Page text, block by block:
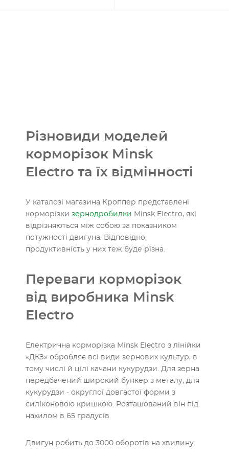
Різновиди моделей
корморізок Minsk
Electro та їх відмінності
У каталозі магазина Кроппер представлені
корморізки зернодробилки Minsk Electro, які
відрізняються між собою за показником
потужності двигуна. Відповідно,
продуктивність у них теж буде різна.
Переваги корморізок
від виробника Minsk
Electro
Електрична корморізка Minsk Electro з лінійки
«ДКЗ» обробляє всі види зернових культур, в
тому числі й цілі качани кукурудзи. Для зерна
передбачений широкий бункер з металу, для
кукурудзи - округлої довгастої форми з
силіконовою кришкою. Розташований він під
нахилом в 65 градусів.
Двигун робить до 3000 оборотів на хвилину.